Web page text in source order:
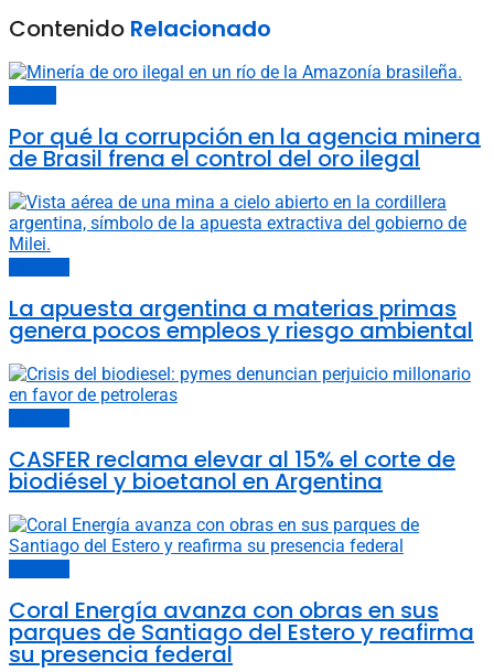
Contenido Relacionado
Por qué la corrupción en la agencia minera
de Brasil frena el control del oro ilegal
La apuesta argentina a materias primas
genera pocos empleos y riesgo ambiental
CASFER reclama elevar al 15% el corte de
biodiésel y bioetanol en Argentina
Coral Energía avanza con obras en sus
parques de Santiago del Estero y reafirma
su presencia federal